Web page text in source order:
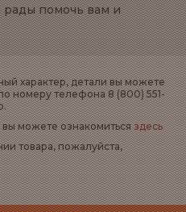
рады помочь вам и
характер, детали вы можете
номеру телефона 8 (800) 551-
вы можете ознакомитьсяздесь
товара, пожалуйста,